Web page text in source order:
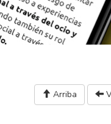
Arriba